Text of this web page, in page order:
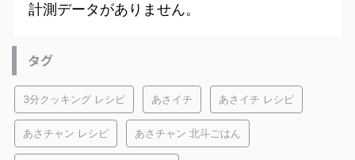
計測データがありません。
タグ
3分クッキング レシピ あさイチ あさイチ レシピ
あさチャン レシピ あさチャン 北斗ごはん